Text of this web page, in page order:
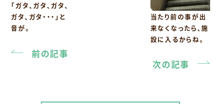
「ガタ、ガタ、ガタ、
ガタ、ガタ・・・」と
音が。
前の記事
当たり前の事が出
来なくなったら、施
設に入るからね。
次の記事